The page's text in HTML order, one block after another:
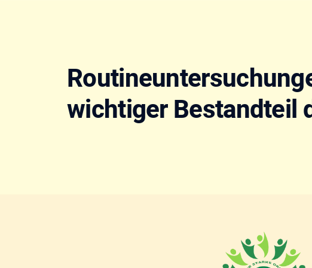
wichtiger Bestandteil